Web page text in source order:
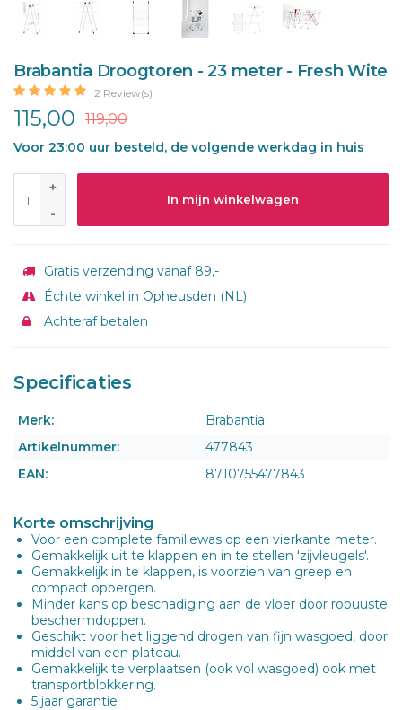
Brabantia Droogtoren - 23 meter - Fresh Wite
2 Review(s)
115,00 119,00
Voor 23:00 uur besteld, de volgende werkdag in huis
+
-
In mijn winkelwagen
Gratis verzending vanaf 89,-
Échte winkel in Opheusden (NL)
Achteraf betalen
Specificaties
Merk:
Brabantia
Artikelnummer:
477843
EAN:
8710755477843
Korte omschrijving
Voor een complete familiewas op een vierkante meter.
Gemakkelijk uit te klappen en in te stellen 'zijvleugels'.
Gemakkelijk in te klappen, is voorzien van greep en
compact opbergen.
Minder kans op beschadiging aan de vloer door robuuste
beschermdoppen.
Geschikt voor het liggend drogen van fijn wasgoed, door
middel van een plateau.
Gemakkelijk te verplaatsen (ook vol wasgoed) ook met
transportblokkering.
5 jaar garantie